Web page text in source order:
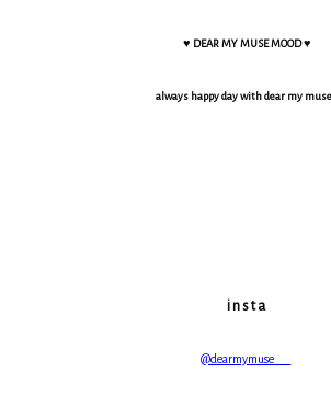
♥ DEAR MY MUSE MOOD ♥
always happy day with dear my
i n s t a
@dearmymuse___